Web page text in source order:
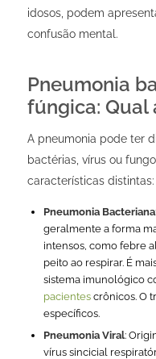
idosos, podem
confusão mental.
Pneumonia
fúngica: Qual
A pneumonia pode ter
bactérias, vírus ou
características distintas:
Pneumonia Bacteriana
geralmente a forma
intensos, como febre
peito ao respirar. É
sistema imunológico
pacientescrônicos. O
específicos.
Pneumonia Viral:
vírus sincicial